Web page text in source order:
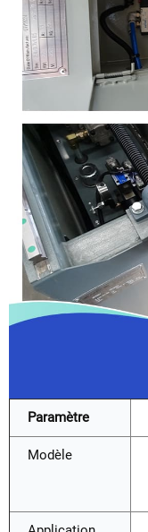
Paramètre
Modèle